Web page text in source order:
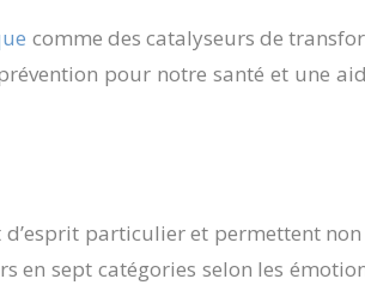
comme des catalyseurs de
pour notre santé et une
particulier et permettent
en sept catégories selon les